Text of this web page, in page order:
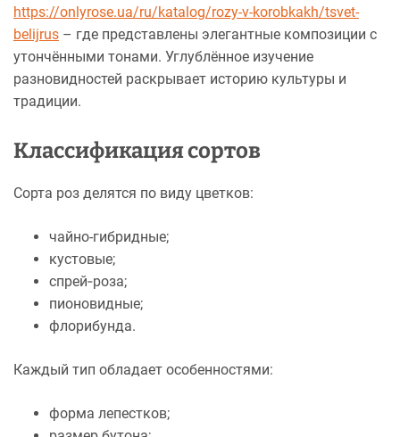
https://onlyrose.ua/ru/katalog/rozy-v-korobkakh/tsvet-
belijrus – где представлены элегантные композиции с
утончёнными тонами. Углублённое изучение
разновидностей раскрывает историю культуры и
традиции.
Классификация сортов
Сорта роз делятся по виду цветков:
чайно-гибридные;
кустовые;
спрей‑роза;
пионовидные;
флорибунда.
Каждый тип обладает особенностями:
форма лепестков;